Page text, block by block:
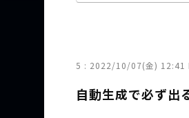
5 : 2022/10/07(金) 12:41
自動生成で必ず出